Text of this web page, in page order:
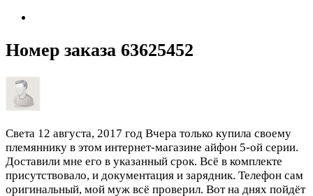
Номер заказа 63625452
Света 12 августа, 2017 год Вчера только купила своему
племяннику в этом интернет-магазине айфон 5-ой серии.
Доставили мне его в указанный срок. Всё в комплекте
присутствовало, и документация и зарядник. Телефон сам
оригинальный, мой муж всё проверил. Вот на днях пойдёт